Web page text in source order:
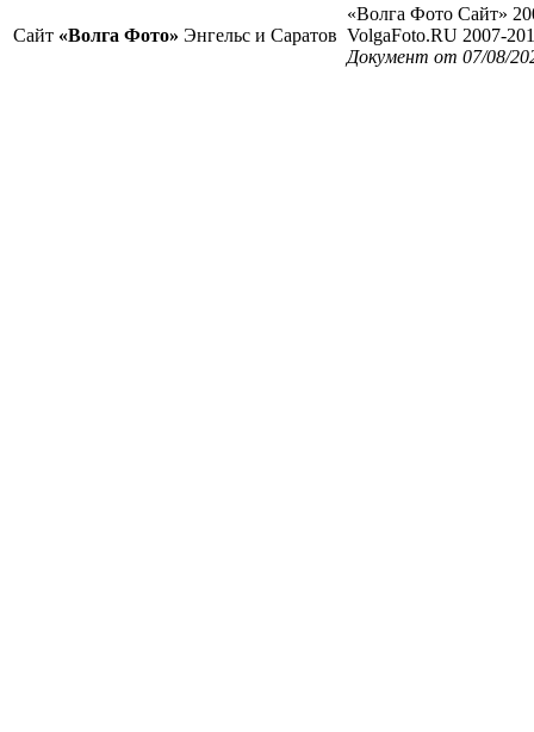
Сайт «Волга Фото» Энгельс и Саратов
«Волга Фото Сайт»
VolgaFoto.RU 2007-
Документ от 07/08/